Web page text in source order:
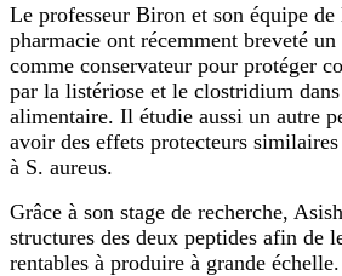
Le professeur Biron et son équipe de
pharmacie ont récemment breveté
comme conservateur pour protéger
par la listériose et le clostridium
alimentaire. Il étudie aussi un autre
avoir des effets protecteurs
à S. aureus.
Grâce à son stage de recherche,
structures des deux peptides afin de
rentables à produire à grande échelle.